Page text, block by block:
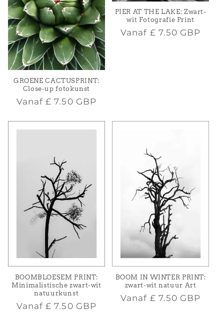
GROENE CACTUSPRINT:
Close-up fotokunst
Normale
Vanaf£ 7.50 GBP
PIER AT THE LAKE: Zwart-
wit Fotografie Print
Normale
Vanaf £ 7.50 GBP
BOOMBLOESEM PRINT:
Minimalistische zwart-wit
natuurkunst
Normale
Vanaf£ 7.50 GBP
BOOM IN WINTER PRINT:
zwart-wit natuur Art
Normale
Vanaf £ 7.50 GBP